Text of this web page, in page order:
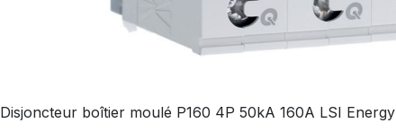
Disjoncteur boîtier moulé P160 4P 50kA 160A LSI Energy